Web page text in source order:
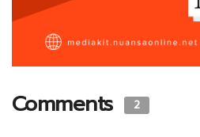
Comments 2